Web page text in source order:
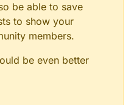
be able to save
to show your
members.
be even better